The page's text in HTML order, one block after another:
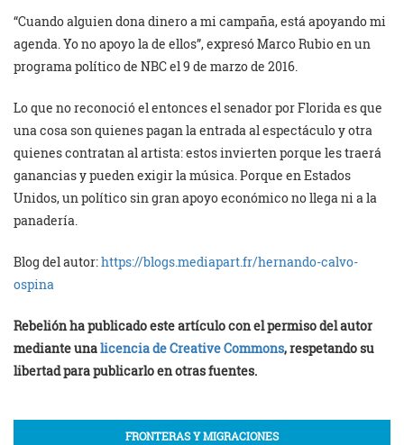
“Cuando alguien dona dinero a mi campaña, está apoyando mi
agenda. Yo no apoyo la de ellos”, expresó Marco Rubio en un
programa político de NBC el 9 de marzo de 2016.
Lo que no reconoció el entonces el senador por Florida es que
una cosa son quienes pagan la entrada al espectáculo y otra
quienes contratan al artista: estos invierten porque les traerá
ganancias y pueden exigir la música. Porque en Estados
Unidos, un político sin gran apoyo económico no llega ni a la
panadería.
Blog del autor:https://blogs.mediapart.fr/hernando-calvo-
ospina
Rebelión ha publicado este artículo con el permiso del autor
mediante unalicencia de Creative Commons, respetando su
libertad para publicarlo en otras fuentes.
FRONTERAS Y MIGRACIONES